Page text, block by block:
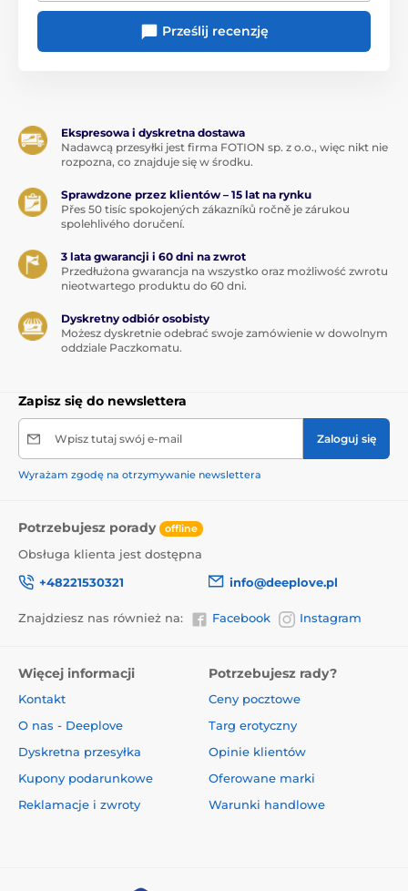
Prześlij recenzję
Ekspresowa i dyskretna dostawa
Nadawcą przesyłki jest firma FOTION sp. z o.o., więc nikt nie
rozpozna, co znajduje się w środku.
Sprawdzone przez klientów – 15 lat na rynku
Přes 50 tisíc spokojených zákazníků ročně je zárukou
spolehlivého doručení.
3 lata gwarancji i 60 dni na zwrot
Przedłużona gwarancja na wszystko oraz możliwość zwrotu
nieotwartego produktu do 60 dni.
Dyskretny odbiór osobisty
Możesz dyskretnie odebrać swoje zamówienie w dowolnym
oddziale Paczkomatu.
Zapisz się do newslettera
Wpisz tutaj swój e-mail Zaloguj się
Wyrażam zgodę na otrzymywanie newslettera
Potrzebujesz porady offline
Obsługa klienta jest dostępna
+48221530321
info@deeplove.pl
Znajdziesz nas również na: Facebook Instagram
Więcej informacji
Kontakt
O nas - Deeplove
Dyskretna przesyłka
Kupony podarunkowe
Reklamacje i zwroty
Potrzebujesz rady?
Ceny pocztowe
Targ erotyczny
Opinie klientów
Oferowane marki
Warunki handlowe